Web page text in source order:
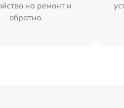
на ремонт и
обратно.